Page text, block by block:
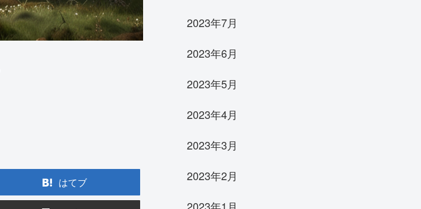
はてブ
2023年7月
2023年6月
2023年5月
2023年4月
2023年3月
2023年2月
2023年1月